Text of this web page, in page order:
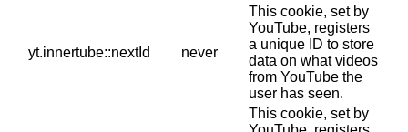
yt.innertube::nextId never
This cookie, set by
YouTube, registers
a unique ID to store
data on what videos
from YouTube the
user has seen.
This cookie, set by